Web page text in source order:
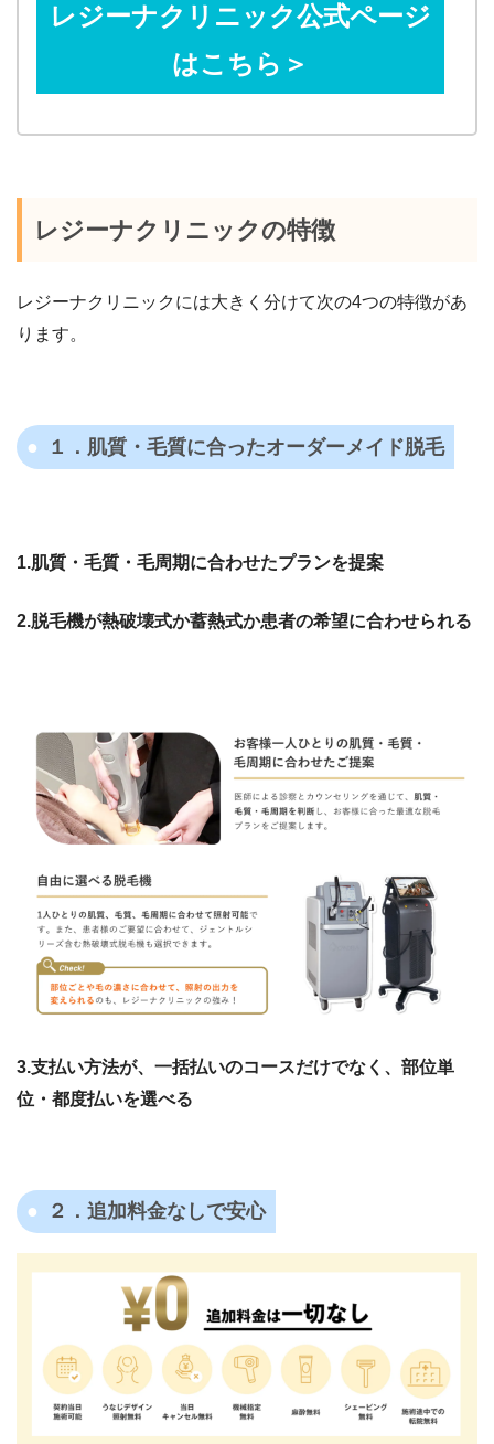
レジーナクリニック公式ページ
はこちら＞
レジーナクリニックの特徴
レジーナクリニックには大きく分けて次の4つの特徴があ
ります。
１．肌質・毛質に合ったオーダーメイド脱毛
1.肌質・毛質・毛周期に合わせたプランを提案
2.脱毛機が熱破壊式か蓄熱式か患者の希望に合わせられる
3.支払い方法が、一括払いのコースだけでなく、部位単
位・都度払いを選べる
２．追加料金なしで安心